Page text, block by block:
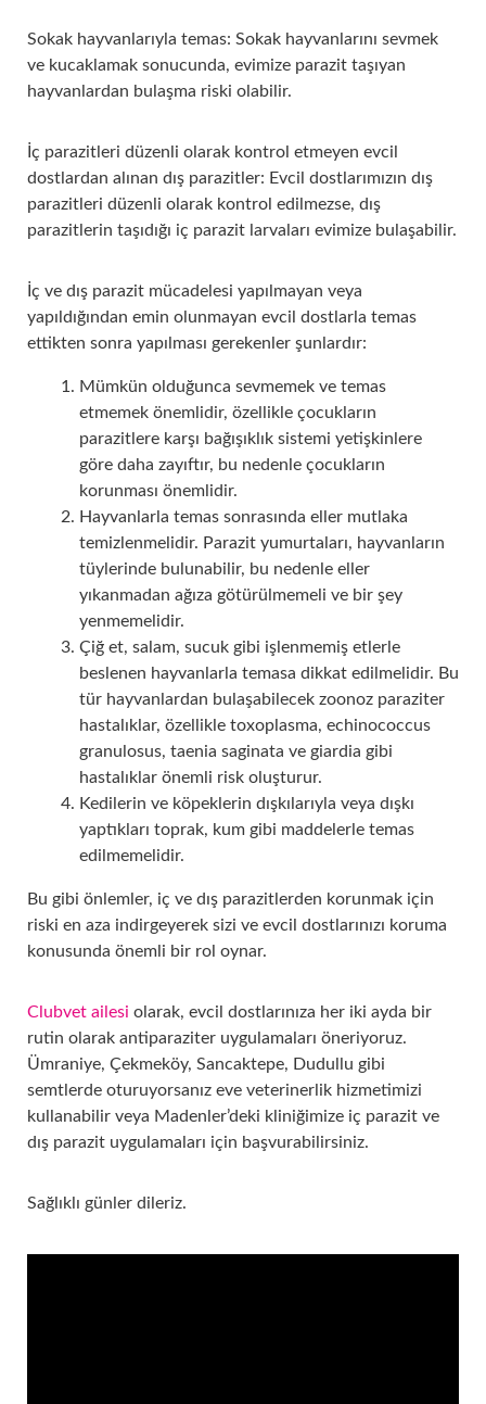
Sokak hayvanlarıyla temas: Sokak hayvanlarını sevmek
ve kucaklamak sonucunda, evimize parazit taşıyan
hayvanlardan bulaşma riski olabilir.
İç parazitleri düzenli olarak kontrol etmeyen evcil
dostlardan alınan dış parazitler: Evcil dostlarımızın dış
parazitleri düzenli olarak kontrol edilmezse, dış
parazitlerin taşıdığı iç parazit larvaları evimize bulaşabilir.
İç ve dış parazit mücadelesi yapılmayan veya
yapıldığından emin olunmayan evcil dostlarla temas
ettikten sonra yapılması gerekenler şunlardır:
Mümkün olduğunca sevmemek ve temas
etmemek önemlidir, özellikle çocukların
parazitlere karşı bağışıklık sistemi yetişkinlere
göre daha zayıftır, bu nedenle çocukların
korunması önemlidir.
Hayvanlarla temas sonrasında eller mutlaka
temizlenmelidir. Parazit yumurtaları, hayvanların
tüylerinde bulunabilir, bu nedenle eller
yıkanmadan ağıza götürülmemeli ve bir şey
yenmemelidir.
Çiğ et, salam, sucuk gibi işlenmemiş etlerle
beslenen hayvanlarla temasa dikkat edilmelidir. Bu
tür hayvanlardan bulaşabilecek zoonoz paraziter
hastalıklar, özellikle toxoplasma, echinococcus
granulosus, taenia saginata ve giardia gibi
hastalıklar önemli risk oluşturur.
Kedilerin ve köpeklerin dışkılarıyla veya dışkı
yaptıkları toprak, kum gibi maddelerle temas
edilmemelidir.
Bu gibi önlemler, iç ve dış parazitlerden korunmak için
riski en aza indirgeyerek sizi ve evcil dostlarınızı koruma
konusunda önemli bir rol oynar.
Clubvet ailesi olarak, evcil dostlarınıza her iki ayda bir
rutin olarak antiparaziter uygulamaları öneriyoruz.
Ümraniye, Çekmeköy, Sancaktepe, Dudullu gibi
semtlerde oturuyorsanız eve veterinerlik hizmetimizi
kullanabilir veya Madenler’deki kliniğimize iç parazit ve
dış parazit uygulamaları için başvurabilirsiniz.
Sağlıklı günler dileriz.